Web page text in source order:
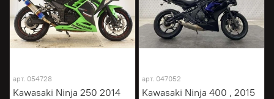
арт. 054728
Kawasaki Ninja 250 2014
арт. 047052
Kawasaki Ninja 400 , 2015